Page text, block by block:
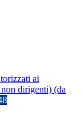
ai
dirigenti) (da